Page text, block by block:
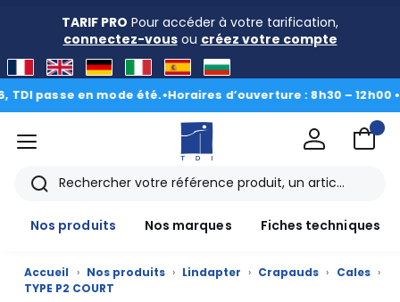
TARIF PRO Pour accéder à votre tarification,
connectez-vousou créez votre compte
passe en mode été.•Horaires d’ouverture : 8h30 – 12h00 •
menu
Rechercher
Nos produits
Nos marques Fiches techniques
Accueil › Nos produits › Lindapter › Crapauds › Cales ›
TYPE P2 COURT